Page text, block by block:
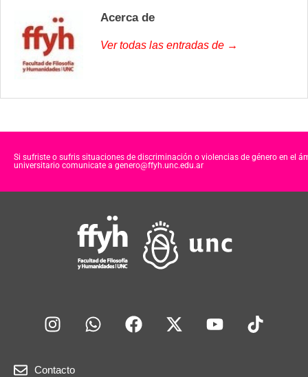
Acerca de
Ver todas las entradas de →
Si sufriste o sufris situaciones de discriminación o violencias de género en el
universitario comunicate a genero@ffyh.unc.edu.ar
Contacto